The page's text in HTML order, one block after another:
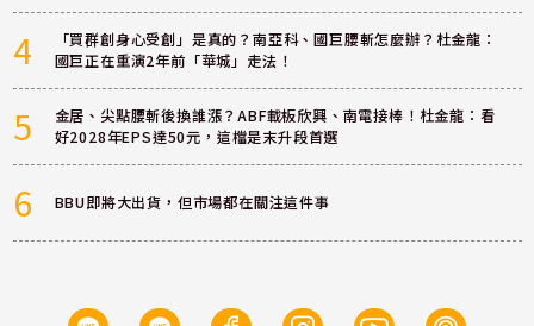
4
「買群創身心受創」是真的？南亞科、國巨腰斬怎麼辦？杜金龍：
國巨正在重演2年前「華城」走法！
5
金居、尖點腰斬後換誰漲？ABF載板欣興、南電接棒！杜金龍：看
好2028年EPS達50元，這檔是末升段首選
6 BBU即將大出貨，但市場都在關注這件事